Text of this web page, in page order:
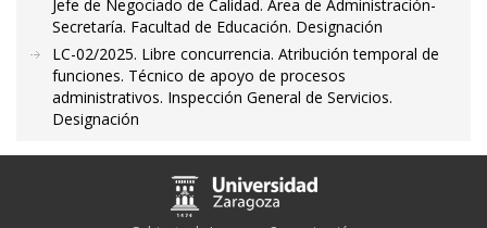
Jefe de Negociado de Calidad. Área de Administración-
Secretaría. Facultad de Educación. Designación
LC-02/2025. Libre concurrencia. Atribución temporal de
funciones. Técnico de apoyo de procesos
administrativos. Inspección General de Servicios.
Designación